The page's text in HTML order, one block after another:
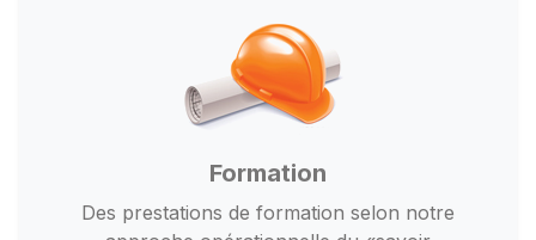
Formation
Des prestations de formation selon notre